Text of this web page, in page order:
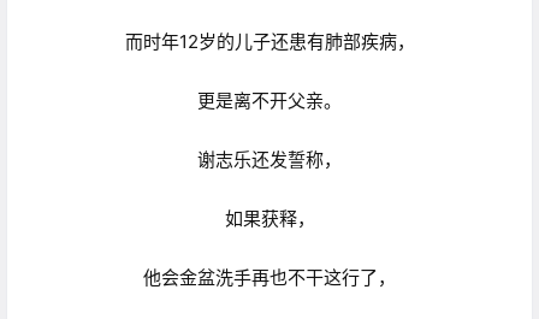
而时年12岁的儿子还患有肺部疾病，
更是离不开父亲。
谢志乐还发誓称，
如果获释，
他会金盆洗手再也不干这行了，